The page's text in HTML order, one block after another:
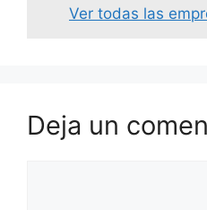
Ver todas las
Deja un